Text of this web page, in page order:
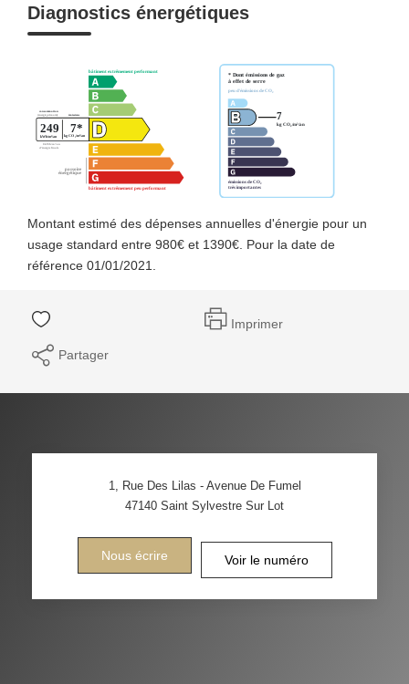
Diagnostics énergétiques
Montant estimé des dépenses annuelles d'énergie pour un
usage standard entre 980€ et 1390€. Pour la date de
référence 01/01/2021.
Imprimer
Partager
1, Rue Des Lilas - Avenue De Fumel
47140 Saint Sylvestre Sur Lot
Nous écrire Voir le numéro